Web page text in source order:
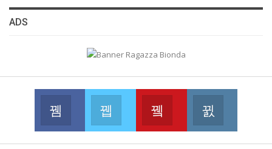
ADS
Facebook
Join us on FacebookJoin us on Twitter
Youtube
Join us on Youtube